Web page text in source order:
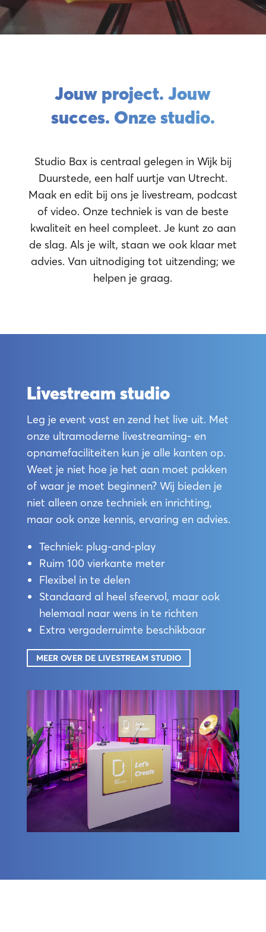
Jouw project. Jouw
succes. Onze studio.
Studio Bax is centraal gelegen in Wijk bij
Duurstede, een half uurtje van Utrecht.
Maak en edit bij ons je livestream, podcast
of video. Onze techniek is van de beste
kwaliteit en heel compleet. Je kunt zo aan
de slag. Als je wilt, staan we ook klaar met
advies. Van uitnodiging tot uitzending; we
helpen je graag.
Livestream studio
Leg je event vast en zend het live uit. Met
onze ultramoderne livestreaming- en
opnamefaciliteiten kun je alle kanten op.
Weet je niet hoe je het aan moet pakken
of waar je moet beginnen? Wij bieden je
niet alleen onze techniek en inrichting,
maar ook onze kennis, ervaring en advies.
Techniek: plug-and-play
Ruim 100 vierkante meter
Flexibel in te delen
Standaard al heel sfeervol, maar ook
helemaal naar wens in te richten
Extra vergaderruimte beschikbaar
MEER OVER DE LIVESTREAM STUDIO